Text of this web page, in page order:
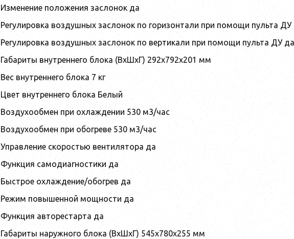
Изменение положения заслонок да
Регулировка воздушных заслонок по горизонтали при помощи пульта ДУ
Регулировка воздушных заслонок по вертикали при помощи пульта ДУ да
Габариты внутреннего блока (ВхШхГ) 292x792x201 мм
Вес внутреннего блока 7 кг
Цвет внутреннего блока Белый
Воздухообмен при охлаждении 530 м3/час
Воздухообмен при обогреве 530 м3/час
Управление скоростью вентилятора да
Функция самодиагностики да
Быстрое охлаждение/обогрев да
Режим повышенной мощности да
Функция авторестарта да
Габариты наружного блока (ВхШхГ) 545x780x255 мм